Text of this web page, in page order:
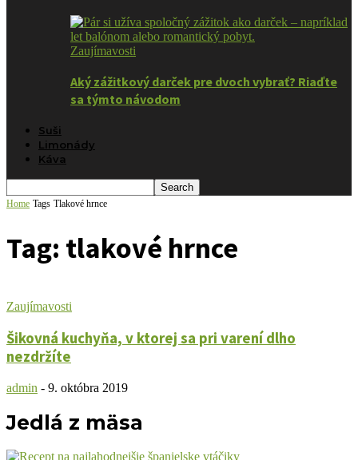
Zaujímavosti
Aký zážitkový darček pre dvoch vybrať? Riaďte
sa týmto návodom
Suši
Limonády
Káva
Home Tags Tlakové hrnce
Tag: tlakové hrnce
Zaujímavosti
Šikovná kuchyňa, v ktorej sa pri varení dlho
nezdržíte
admin - 9. októbra 2019
Jedlá z mäsa